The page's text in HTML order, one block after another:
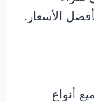
الأسعار.
أنواع